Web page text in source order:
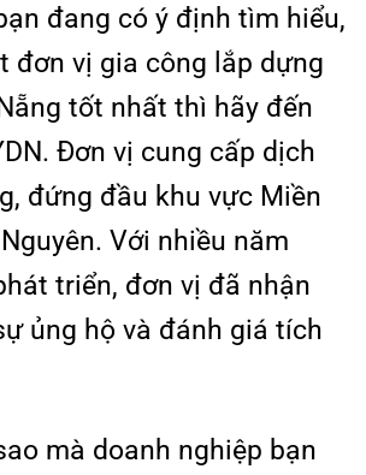
đang có ý định tìm hiểu,
đơn vị gia công lắp dựng
tốt nhất thì hãy đến
Đơn vị cung cấp dịch
đứng đầu khu vực Miền
Với nhiều năm
triển, đơn vị đã nhận
ủng hộ và đánh giá tích
mà doanh nghiệp bạn